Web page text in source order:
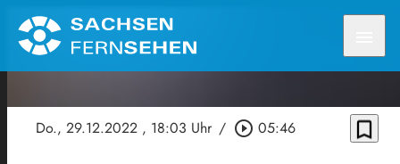
Do., 29.12.2022 , 18:03 Uhr / play_circle_outline 05:46 bookmark_border